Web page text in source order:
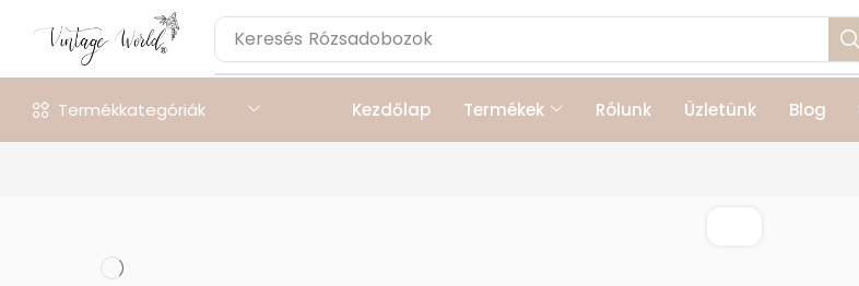
Keresés Rózsadobozok
Termékkategóriák Kezdőlap Termékek Rólunk Üzletünk Blog